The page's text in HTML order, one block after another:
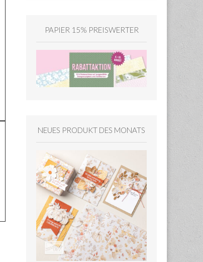
PAPIER 15% PREISWERTER
NEUES PRODUKT DES MONATS